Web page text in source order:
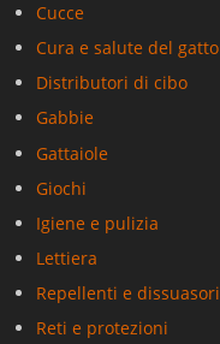
Cucce
Cura e salute del gatto
Distributori di cibo
Gabbie
Gattaiole
Giochi
Igiene e pulizia
Lettiera
Repellenti e dissuasori
Reti e protezioni